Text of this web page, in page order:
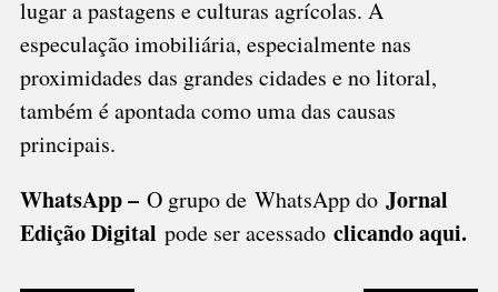
lugar a pastagens e culturas agrícolas. A
especulação imobiliária, especialmente nas
proximidades das grandes cidades e no litoral,
também é apontada como uma das causas
principais.
WhatsApp – O grupo de WhatsApp do Jornal
Edição Digital pode ser acessado clicando aqui.